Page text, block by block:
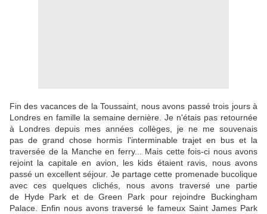
Fin des vacances de la Toussaint, nous avons passé trois jours à
Londres en famille la semaine dernière. Je n'étais pas retournée
à Londres depuis mes années collèges, je ne me souvenais
pas de grand chose hormis l'interminable trajet en bus et la
traversée de la Manche en ferry... Mais cette fois-ci nous avons
rejoint la capitale en avion, les kids étaient ravis, nous avons
passé un excellent séjour. Je partage cette promenade bucolique
avec ces quelques clichés, nous avons traversé une partie
de Hyde Park et de Green Park pour rejoindre Buckingham
Palace. Enfin nous avons traversé le fameux Saint James Park